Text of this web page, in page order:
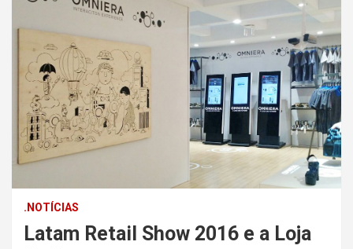
.NOTÍCIAS
Latam Retail Show 2016 e a Loja